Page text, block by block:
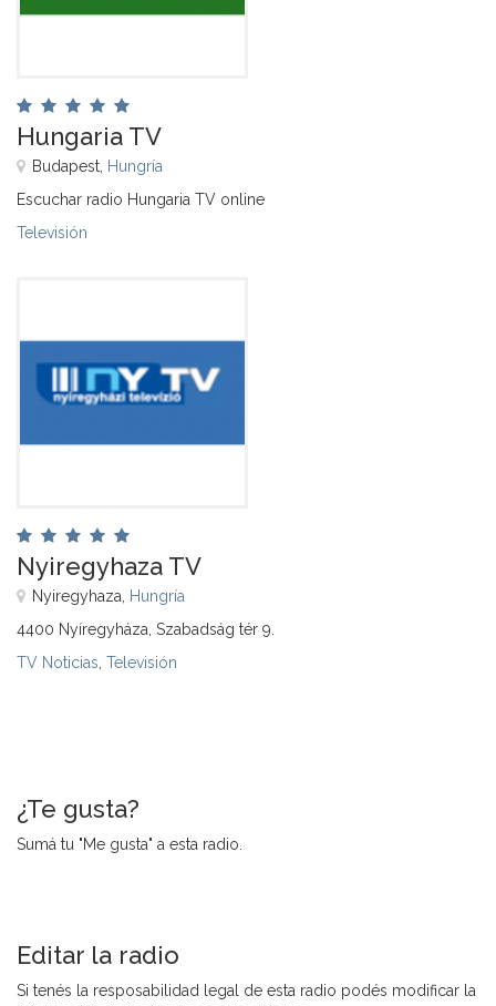
Hungaria TV
Budapest, Hungría
Escuchar radio Hungaria TV online
Televisión
Nyiregyhaza TV
Nyiregyhaza, Hungría
4400 Nyíregyháza, Szabadság tér 9.
TV Noticias Televisión
¿Te gusta?
Sumá tu "Me gusta" a esta radio.
Editar la radio
Si tenés la resposabilidad legal de esta radio podés modificar la